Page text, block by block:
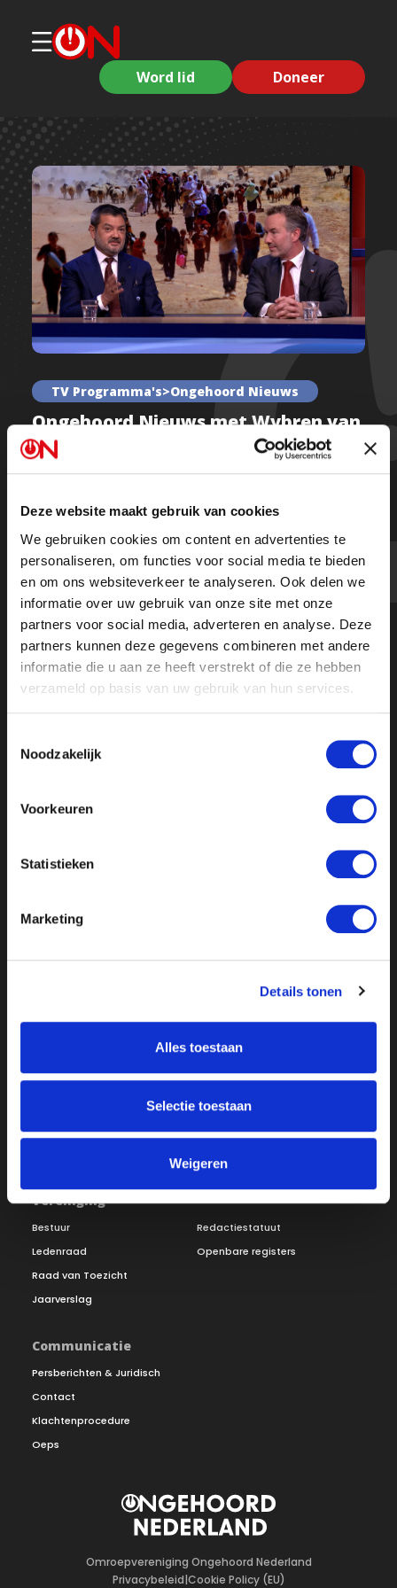
Deze website maakt gebruik van cookies
We gebruiken cookies om content en advertenties te
personaliseren, om functies voor social media te bieden
en om ons websiteverkeer te analyseren. Ook delen we
informatie over uw gebruik van onze site met onze
partners voor social media, adverteren en analyse. Deze
partners kunnen deze gegevens combineren met andere
informatie die u aan ze heeft verstrekt of die ze hebben
verzameld op basis van uw gebruik van hun services.
Noodzakelijk
Voorkeuren
Statistieken
Marketing
Details tonen
Alles toestaan
Selectie toestaan
Weigeren
Word lid Doneer
TV Programma's>Ongehoord Nieuws
Ongehoord Nieuws met Wybren van
Haga, Ennio Senese en Amira Lotfy –
Afl 59
Kijk de uitzending
Onze missie
Inloggen
Steunbetuigingen
Vacatures
Vereniging
Bestuur
Ledenraad
Raad van Toezicht
Jaarverslag
Redactiestatuut
Openbare registers
Communicatie
Persberichten & Juridisch
Contact
Klachtenprocedure
Oeps
Omroepvereniging Ongehoord Nederland
Privacybeleid|Cookie Policy (EU)